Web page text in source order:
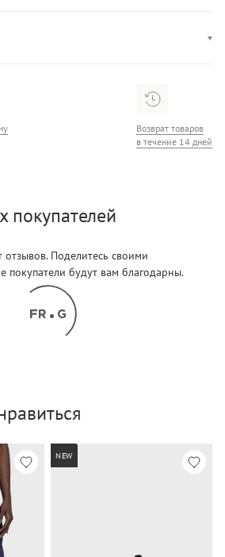
Возврат товаров
в течение 14 дней
покупателей
отзывов. Поделитесь своими
покупатели будут вам благодарны.
NEW